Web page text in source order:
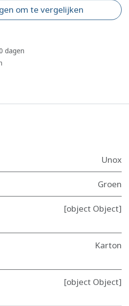
om te vergelijken
dagen
Unox
Groen
[object Object]
Karton
[object Object]